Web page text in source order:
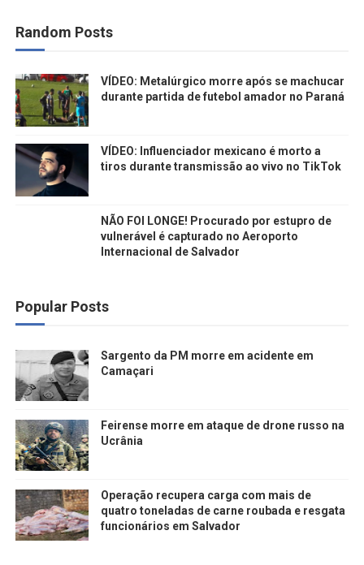
Random Posts
VÍDEO: Metalúrgico morre após se machucar
durante partida de futebol amador no Paraná
VÍDEO: Influenciador mexicano é morto a
tiros durante transmissão ao vivo no TikTok
NÃO FOI LONGE! Procurado por estupro de
vulnerável é capturado no Aeroporto
Internacional de Salvador
Popular Posts
Sargento da PM morre em acidente em
Camaçari
Feirense morre em ataque de drone russo na
Ucrânia
Operação recupera carga com mais de
quatro toneladas de carne roubada e resgata
funcionários em Salvador